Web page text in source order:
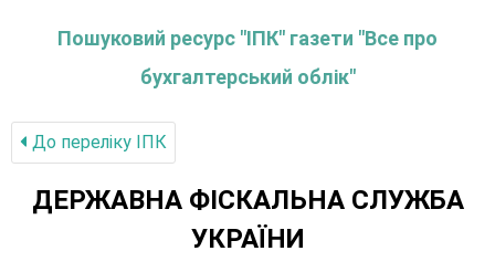
Пошуковий ресурс "ІПК" газети "Все про
бухгалтерський облік"
До переліку IПК
ДЕРЖАВНА ФІСКАЛЬНА СЛУЖБА
УКРАЇНИ